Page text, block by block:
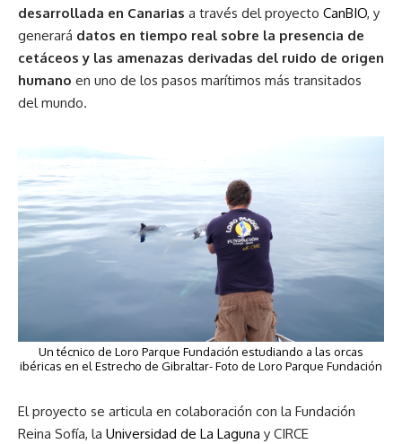
desarrollada en Canarias a través del proyecto CanBIO, y
generará datos en tiempo real sobre la presencia de
cetáceos y las amenazas derivadas del ruido de origen
humano en uno de los pasos marítimos más transitados
del mundo.
Un técnico de Loro Parque Fundación estudiando a las orcas
ibéricas en el Estrecho de Gibraltar- Foto de Loro Parque Fundación
El proyecto se articula en colaboración con la Fundación
Reina Sofía, la Universidad de La Laguna y CIRCE